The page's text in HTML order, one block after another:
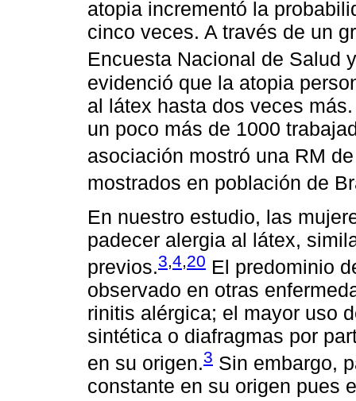
atopia incrementó la
cinco veces. A través de un
Encuesta Nacional de Salud
evidenció que la atopia
al látex hasta dos veces
un poco más de 1000
asociación mostró una RM
mostrados en población de
En nuestro estudio, las
padecer alergia al látex,
previos.3 4 20 El predominio
observado en otras
rinitis alérgica; el mayor uso
sintética o diafragmas por
en su origen.3 Sin embargo,
constante en su origen pues